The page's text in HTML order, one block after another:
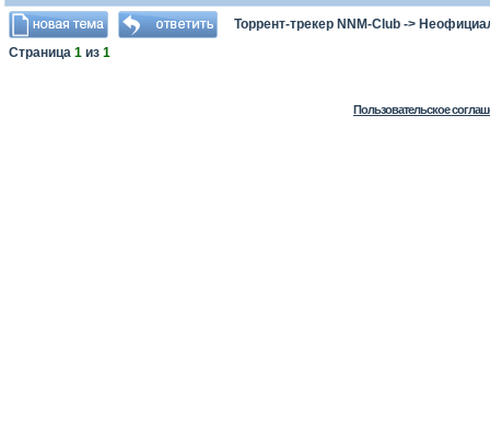
Торрент-трекер NNM-Club ->
Страница 1 из 1
Пользовательское